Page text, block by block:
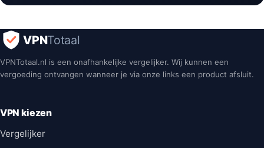
VPNTotaal
VPNTotaal.nl is een onafhankelijke vergelijker. Wij kunnen een
vergoeding ontvangen wanneer je via onze links een product afsluit.
VPN kiezen
Vergelijker